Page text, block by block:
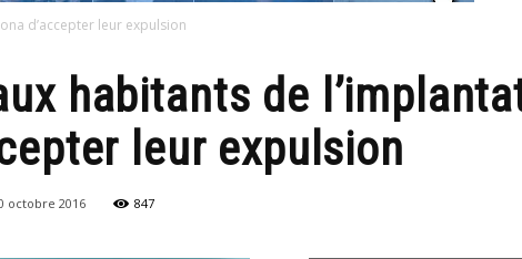
d’accepter leur expulsion
habitants de
leur expulsion
octobre 2016 847